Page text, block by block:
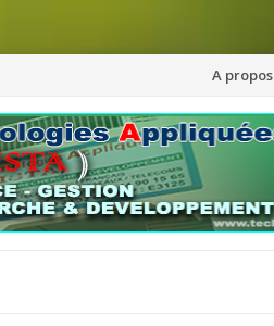
Aller
au
A propos